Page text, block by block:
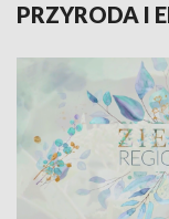
PRZYRODA I